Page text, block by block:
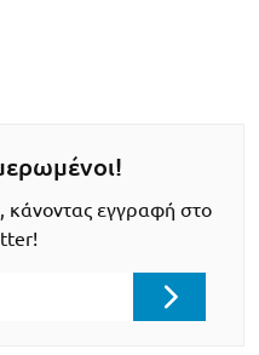
κάνοντας εγγραφή στο